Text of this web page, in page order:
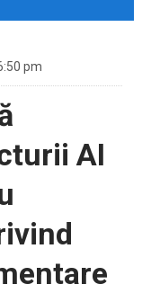
pm
AI